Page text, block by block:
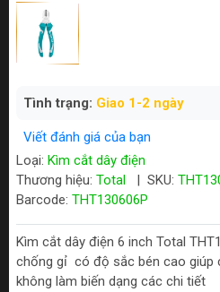
Tình trạng: Giao 1-2 ngày
Viết đánh giá của bạn
Loại: Kìm cắt dây điện
Thương hiệu: Total SKU:
Barcode: THT130606P
Kìm cắt dây điện 6 inch Total
chống gỉ có độ sắc bén cao giúp
không làm biến dạng các chi tiết